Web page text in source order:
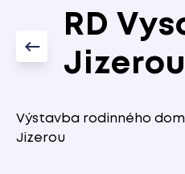
RD
Jizerou
Výstavba rodinného
Jizerou